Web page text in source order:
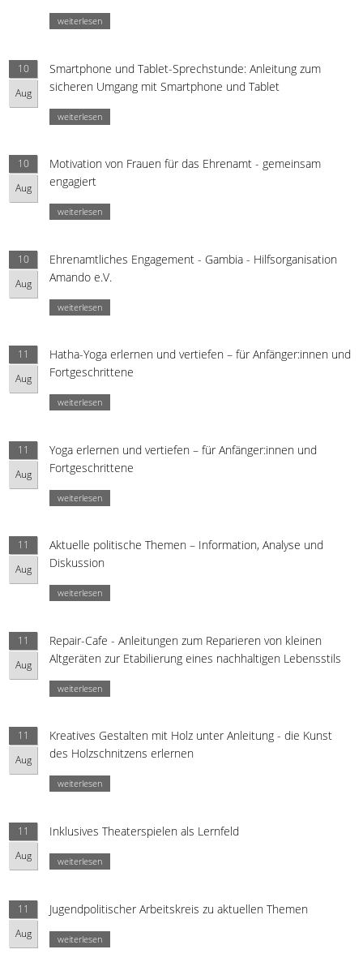
weiterlesen
10
Aug
Smartphone und Tablet-Sprechstunde: Anleitung zum
sicheren Umgang mit Smartphone und Tablet
weiterlesen
10
Aug
Motivation von Frauen für das Ehrenamt - gemeinsam
engagiert
weiterlesen
10
Aug
Ehrenamtliches Engagement - Gambia - Hilfsorganisation
Amando e.V.
weiterlesen
11
Aug
Hatha-Yoga erlernen und vertiefen – für Anfänger:innen und
Fortgeschrittene
weiterlesen
11
Aug
Yoga erlernen und vertiefen – für Anfänger:innen und
Fortgeschrittene
weiterlesen
11
Aug
Aktuelle politische Themen – Information, Analyse und
Diskussion
weiterlesen
11
Aug
Repair-Cafe - Anleitungen zum Reparieren von kleinen
Altgeräten zur Etabilierung eines nachhaltigen Lebensstils
weiterlesen
11
Aug
Kreatives Gestalten mit Holz unter Anleitung - die Kunst
des Holzschnitzens erlernen
weiterlesen
11
Aug
Inklusives Theaterspielen als Lernfeld
weiterlesen
11
Aug
Jugendpolitischer Arbeitskreis zu aktuellen Themen
weiterlesen